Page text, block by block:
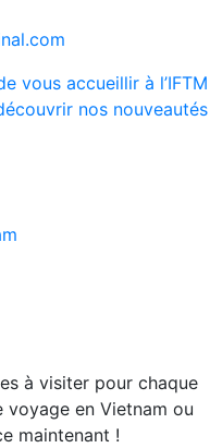
vous accueillir à
nos
à visiter pour chaque
voyage en Vietnam ou
maintenant !